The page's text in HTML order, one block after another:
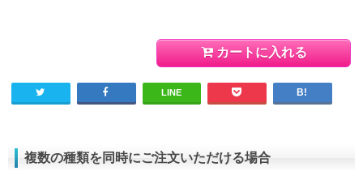
カートに入れる
LINE
複数の種類を同時にご注文いただける場合